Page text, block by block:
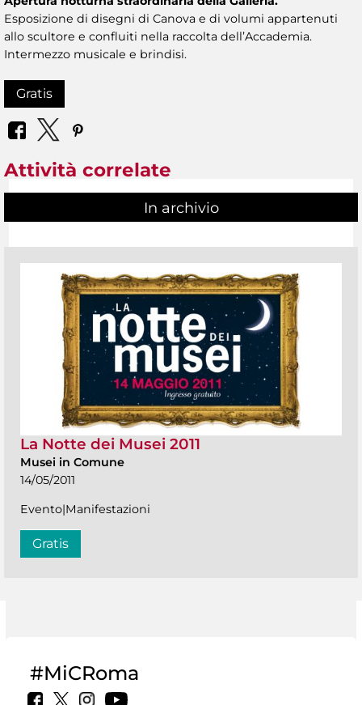
Esposizione di disegni di Canova e di volumi appartenuti
allo scultore e confluiti nella raccolta dell’Accademia.
Intermezzo musicale e brindisi.
Gratis
Attività correlate
In archivio
La Notte dei Musei 2011
Musei in Comune
14/05/2011
Evento|Manifestazioni
Gratis
#MiCRoma